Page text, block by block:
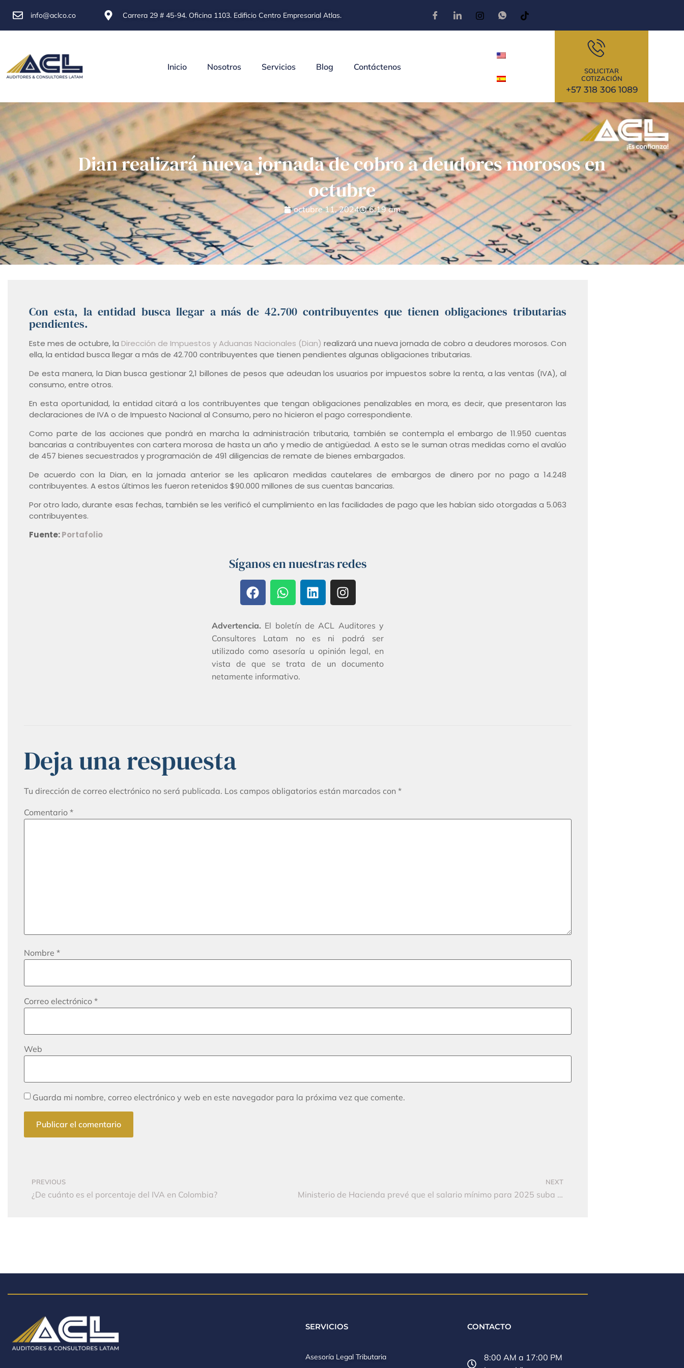
info@aclco.co Carrera 29 # 45-94. Oficina 1103. Edificio Centro Empresarial Atlas.
Inicio Nosotros Servicios Blog Contáctenos
SOLICITAR
COTIZACIÓN
+57 318 306 1089
Dian realizará nueva jornada de cobro a deudores morosos en
octubre
octubre 11, 2024 6:19 am
Con esta, la entidad busca llegar a más de 42.700 contribuyentes que tienen obligaciones tributarias
pendientes.
Este mes de octubre, la Dirección de Impuestos y Aduanas Nacionales (Dian) realizará una nueva jornada de cobro a deudores morosos. Con
ella, la entidad busca llegar a más de 42.700 contribuyentes que tienen pendientes algunas obligaciones tributarias.
De esta manera, la Dian busca gestionar 2,1 billones de pesos que adeudan los usuarios por impuestos sobre la renta, a las ventas (IVA), al
consumo, entre otros.
En esta oportunidad, la entidad citará a los contribuyentes que tengan obligaciones penalizables en mora, es decir, que presentaron las
declaraciones de IVA o de Impuesto Nacional al Consumo, pero no hicieron el pago correspondiente.
Como parte de las acciones que pondrá en marcha la administración tributaria, también se contempla el embargo de 11.950 cuentas
bancarias a contribuyentes con cartera morosa de hasta un año y medio de antigüedad. A esto se le suman otras medidas como el avalúo
de 457 bienes secuestrados y programación de 491 diligencias de remate de bienes embargados.
De acuerdo con la Dian, en la jornada anterior se les aplicaron medidas cautelares de embargos de dinero por no pago a 14.248
contribuyentes. A estos últimos les fueron retenidos $90.000 millones de sus cuentas bancarias.
Por otro lado, durante esas fechas, también se les verificó el cumplimiento en las facilidades de pago que les habían sido otorgadas a 5.063
contribuyentes.
Fuente:Portafolio
Síganos en nuestras redes
Advertencia. El boletín de ACL Auditores y
Consultores Latam no es ni podrá ser
utilizado como asesoría u opinión legal, en
vista de que se trata de un documento
netamente informativo.
Deja una respuesta
Tu dirección de correo electrónico no será publicada. Los campos obligatorios están marcados con *
Comentario *
Nombre *
Correo electrónico *
Web
Guarda mi nombre, correo electrónico y web en este navegador para la próxima vez que comente.
PREVIOUS
¿De cuánto es el porcentaje del IVA en Colombia?
NEXT
Ministerio de Hacienda prevé que el salario mínimo para 2025 suba solo un dígito
SERVICIOS
Asesoría Legal Tributaria
CONTACTO
8:00 AM a 17:00 PM